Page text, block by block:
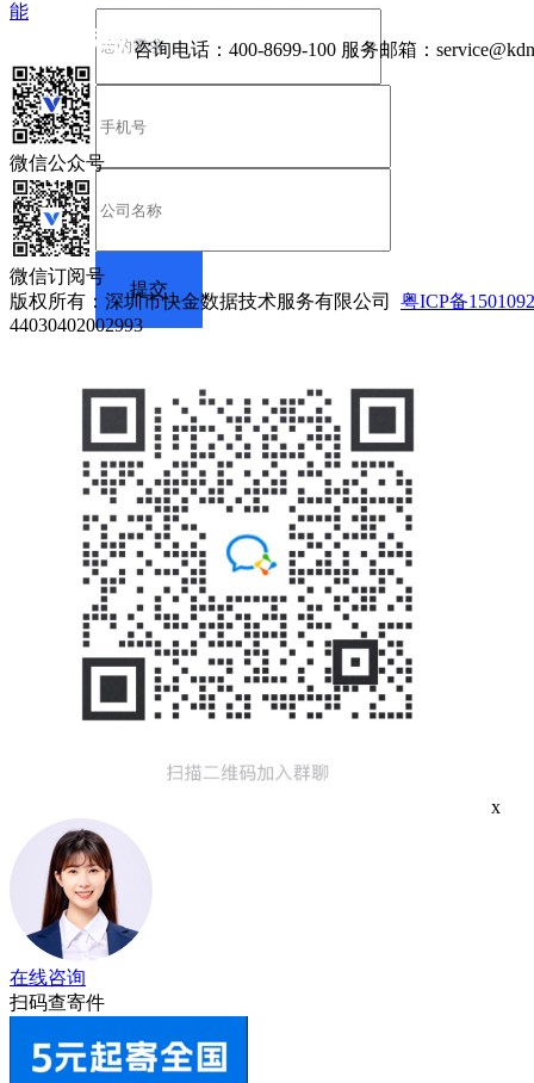
能
咨询电话： 400-8699-100 服务邮箱：
微信公众号
微信订阅号
版权所有：深圳市快金数据技术服务有限公司 粤ICP备
44030402002993
x
在线咨询
扫码查寄件